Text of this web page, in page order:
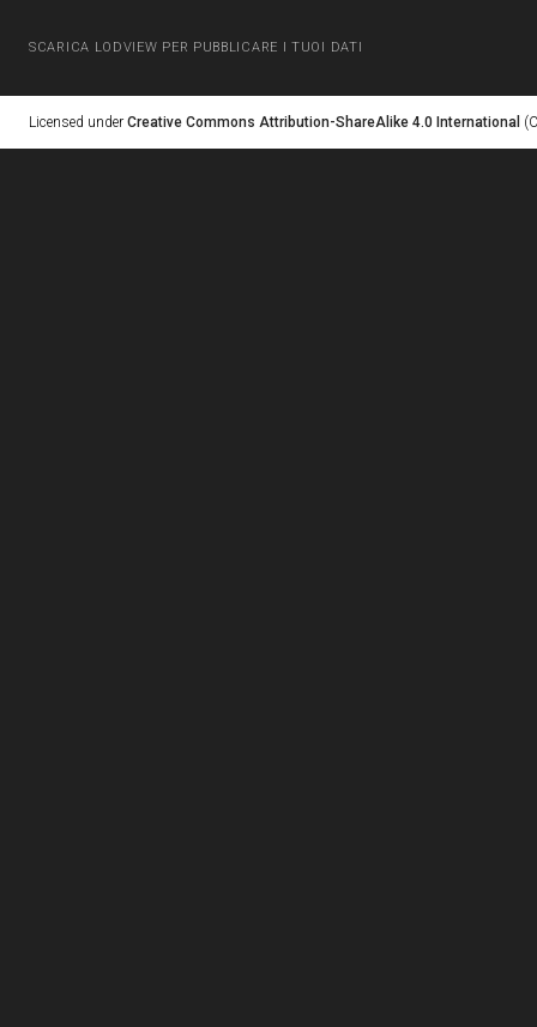
SCARICA LODVIEW PER PUBBLICARE I TUOI DATI
Licensed under Creative Commons Attribution-ShareAlike 4.0 International